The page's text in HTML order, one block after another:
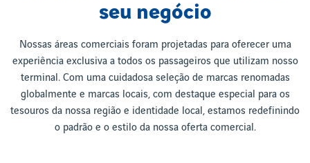
seu negócio
Nossas áreas comerciais foram projetadas para oferecer uma
experiência exclusiva a todos os passageiros que utilizam nosso
terminal. Com uma cuidadosa seleção de marcas renomadas
globalmente e marcas locais, com destaque especial para os
tesouros da nossa região e identidade local, estamos redefinindo
o padrão e o estilo da nossa oferta comercial.